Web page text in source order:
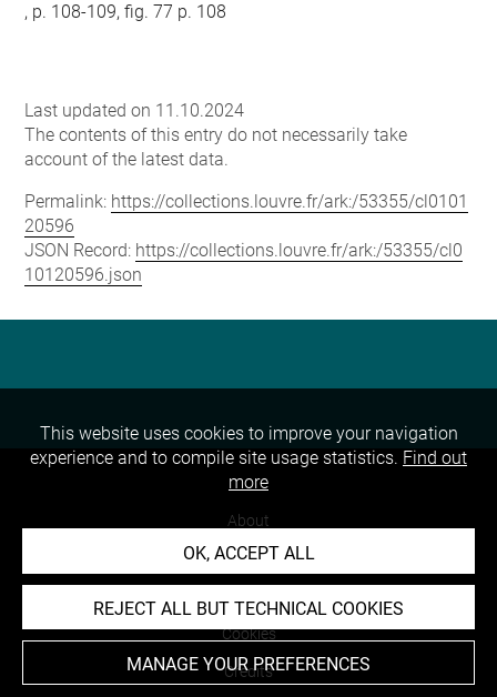
, p. 108-109, fig. 77 p. 108
Last updated on 11.10.2024
The contents of this entry do not necessarily take
account of the latest data.
Permalink: https://collections.louvre.fr/ark:/53355/cl0101
20596
JSON Record: https://collections.louvre.fr/ark:/53355/cl0
10120596.json
About
Contact Us
Cookies
Credits
This website uses cookies to improve your navigation
experience and to compile site usage statistics. Find out
more
OK, ACCEPT ALL
REJECT ALL BUT TECHNICAL COOKIES
MANAGE YOUR PREFERENCES